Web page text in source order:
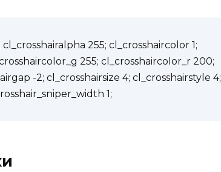
255; cl_crosshaircolor 1;
255; cl_crosshaircolor_r 200;
-2; cl_crosshairsize 4; cl_crosshairstyle 4;
1;